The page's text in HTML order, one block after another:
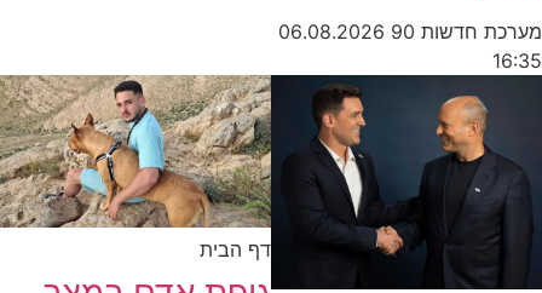
מערכת חדשות 90
06.08.2026
16:35
דף הבית